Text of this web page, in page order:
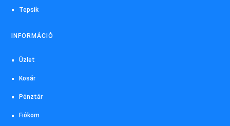
Tepsik
INFORMÁCIÓ
Üzlet
Kosár
Pénztár
Fiókom